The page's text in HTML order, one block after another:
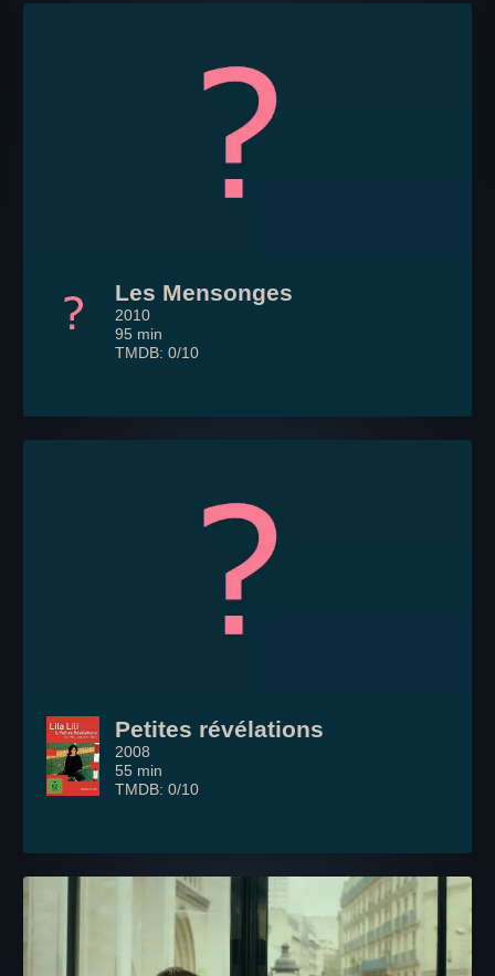
Les Mensonges
2010
95 min
TMDB: 0/10
Petites révélations
2008
55 min
TMDB: 0/10